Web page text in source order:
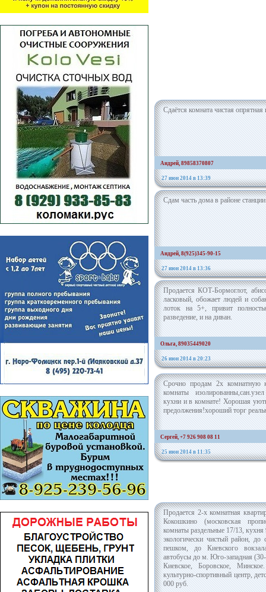
Сдаётся комната чистая
Андрей, 89858370807
27 июн 2014 в 13:39
Сдам часть дома в районе
Андрей, 8(925)345-90-15
27 июн 2014 в 13:36
Продается КОТ-Бормоглот,
ласковый, обожает людей и
лоток на 5+, привит
разведение, и на диван.
Ольга, 89035449020
26 июн 2014 в 20:23
Срочно продам 2х комнатную
комнаты
кухни и в комнате! Хорошая
предолжения!хороший торг
Сергей, +7 926 908 08 11
25 июн 2014 в 11:35
Продается 2-х комнатная
Кокошкино (московская
комнаты раздельные 17/13,
экологически чистый район,
пешком, до Киевского
автобусы до м. Юго-западная
Киевское, Боровское,
культурно-спортивный центр,
000 руб.